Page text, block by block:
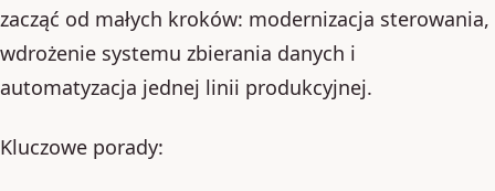
zacząć od małych kroków: modernizacja sterowania,
wdrożenie systemu zbierania danych i
automatyzacja jednej linii produkcyjnej.
Kluczowe porady: